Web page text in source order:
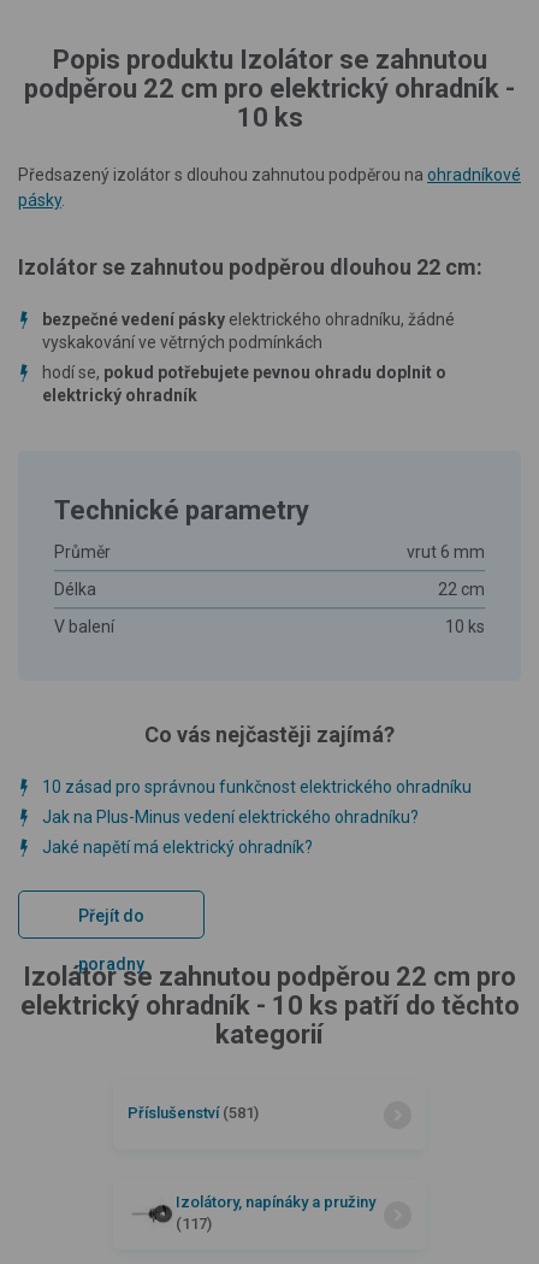
Popis produktu Izolátor se zahnutou
podpěrou 22 cm pro elektrický ohradník -
10 ks
Předsazený izolátor s dlouhou zahnutou podpěrou na ohradníkové
pásky.
Izolátor se zahnutou podpěrou dlouhou 22 cm:
bezpečné vedení pásky elektrického ohradníku, žádné
vyskakování ve větrných podmínkách
hodí se, pokud potřebujete pevnou ohradu doplnit o
elektrický ohradník
Technické parametry
Průměr
vrut 6 mm
Délka
22 cm
V balení
10 ks
Co vás nejčastěji zajímá?
10 zásad pro správnou funkčnost elektrického ohradníku
Jak na Plus-Minus vedení elektrického ohradníku?
Jaké napětí má elektrický ohradník?
Přejít do
poradny
Izolátor se zahnutou podpěrou 22 cm pro
elektrický ohradník - 10 ks patří do těchto
kategorií
Příslušenství (581)
Izolátory, napínáky a pružiny
(117)